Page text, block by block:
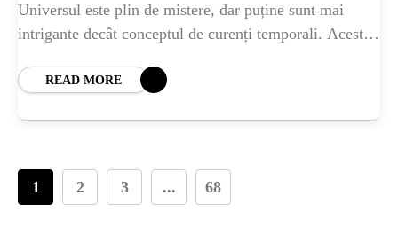
Universul este plin de mistere, dar puține sunt mai
intrigante decât conceptul de curenți temporali. Aceste
intense în
READ MORE
1 2 3 ... 68